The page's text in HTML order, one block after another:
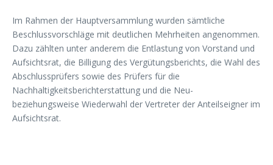
Im Rahmen der Hauptversammlung wurden sämtliche
Beschlussvorschläge mit deutlichen Mehrheiten angenommen.
Dazu zählten unter anderem die Entlastung von Vorstand und
Aufsichtsrat, die Billigung des Vergütungsberichts, die Wahl des
Abschlussprüfers sowie des Prüfers für die
Nachhaltigkeitsberichterstattung und die Neu-
beziehungsweise Wiederwahl der Vertreter der Anteilseigner im
Aufsichtsrat.